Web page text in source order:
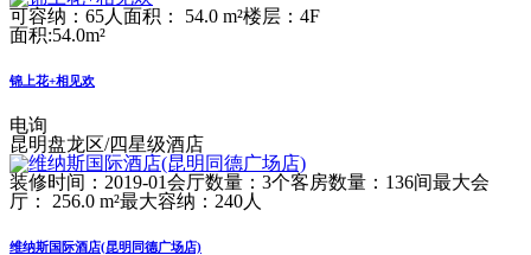
可容纳：65人 面积： 54.0 m²楼层：4F
面积:54.0m²
锦上花+相见欢
电询
昆明盘龙区/四星级酒店
装修时间：2019-01会厅数量：3个客房数量：136间最大会
厅： 256.0 m²最大容纳：240人
维纳斯国际酒店(昆明同德广场店)